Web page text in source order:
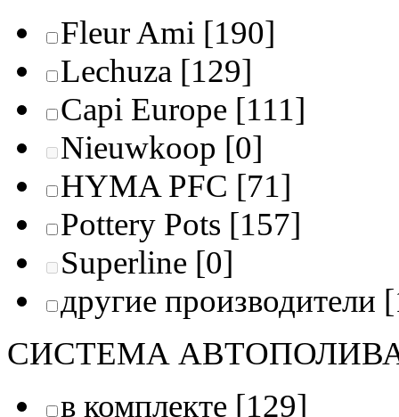
Fleur Ami [190]
Lechuza [129]
Capi Europe [111]
Nieuwkoop [0]
HYMA PFC [71]
Pottery Pots [157]
Superline [0]
другие производители
СИСТЕМА
в комплекте [129]